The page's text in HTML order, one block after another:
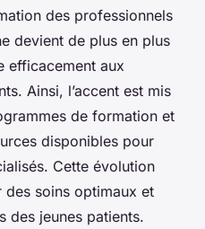
des professionnels
devient de plus en plus
efficacement aux
Ainsi, l’accent est mis
de formation et
disponibles pour
Cette évolution
soins optimaux et
des jeunes patients.